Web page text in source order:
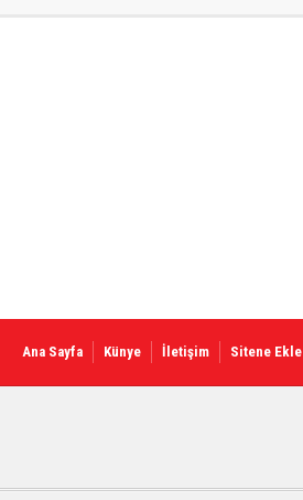
Ana Sayfa Künye İletişim Sitene Ekle